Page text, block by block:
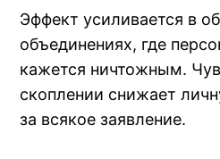
Эффект усиливается в
объединениях, где
кажется ничтожным.
скоплении снижает
за всякое заявление.